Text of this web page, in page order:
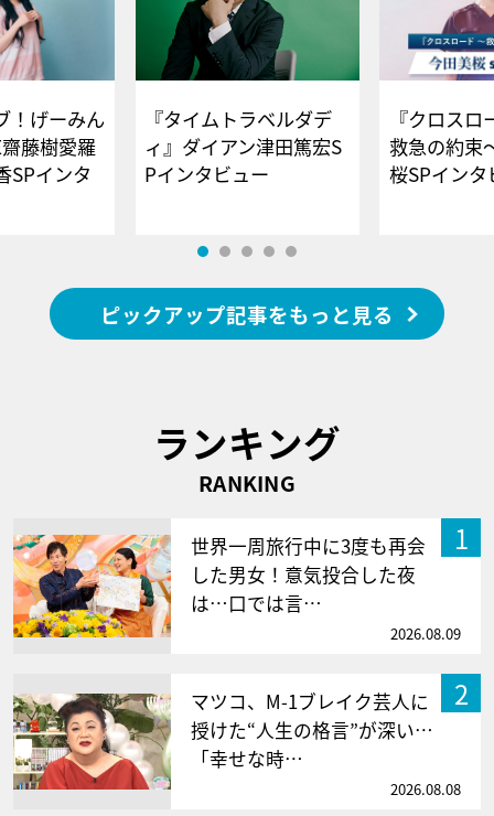
！げーみん
藤樹愛羅
SPインタ
『タイムトラベルダデ
ィ』ダイアン津田篤宏S
Pインタビュー
『クロス
救急の約束
桜SPイ
ピックアップ記事をもっと見る
ランキング
RANKING
1
世界一周旅行中に3度も再会
した男女！意気投合した夜
は…口では言…
2026.08.09
2
マツコ、M-1ブレイク芸人に
授けた“人生の格言”が深い…
「幸せな時…
2026.08.08